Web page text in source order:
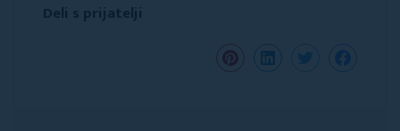
Deli s prijatelji